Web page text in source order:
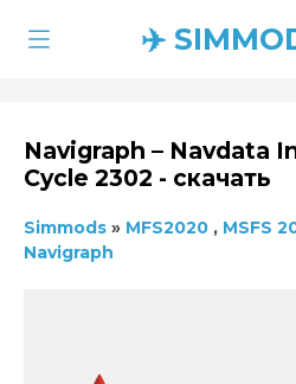
✈️
Navigraph – Navdata
Cycle 2302 - скачать
Simmods » MFS2020 , MSFS
Navigraph